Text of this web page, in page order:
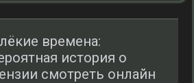
времена:
история о
смотреть онлайн